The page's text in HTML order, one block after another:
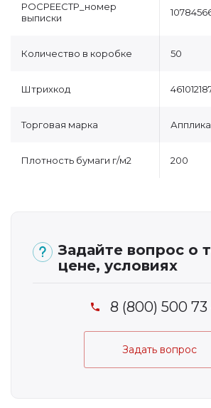
РОСРЕЕСТР_номер
выписки
Количество в коробке 50
Штрихкод
Торговая марка Апплика
Плотность бумаги г/м2 200
Задайте вопрос о
цене, условиях
8 (800) 500 73
Задать вопрос